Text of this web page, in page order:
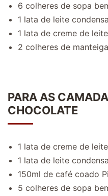
6 colheres de sopa
1 lata de leite
1 lata de creme de leite
2 colheres de manteiga
PARA AS
CHOCOLATE
1 lata de creme de leite
1 lata de leite
150ml de café coado
5 colheres de sopa